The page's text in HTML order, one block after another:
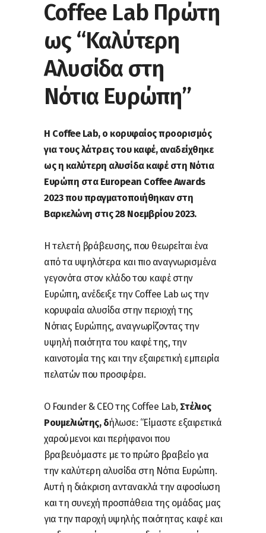
Coffee Lab Πρώτη
ως “Καλύτερη
Αλυσίδα στη
Νότια Ευρώπη”
Η Coffee Lab, ο κορυφαίος προορισμός
για τους λάτρεις του καφέ, αναδείχθηκε
ως η καλύτερη αλυσίδα καφέ στη Νότια
Ευρώπη στα European Coffee Awards
2023 που πραγματοποιήθηκαν στη
Βαρκελώνη στις 28 Νοεμβρίου 2023.
Η τελετή βράβευσης, που θεωρείται ένα
από τα υψηλότερα και πιο αναγνωρισμένα
γεγονότα στον κλάδο του καφέ στην
Ευρώπη, ανέδειξε την Coffee Lab ως την
κορυφαία αλυσίδα στην περιοχή της
Νότιας Ευρώπης, αναγνωρίζοντας την
υψηλή ποιότητα του καφέ της, την
καινοτομία της και την εξαιρετική εμπειρία
πελατών που προσφέρει.
Ο Founder & CEO της Coffee Lab, Στέλιος
Ρουμελιώτης, δήλωσε: “Είμαστε εξαιρετικά
χαρούμενοι και περήφανοι που
βραβευόμαστε με το πρώτο βραβείο για
την καλύτερη αλυσίδα στη Νότια Ευρώπη.
Αυτή η διάκριση αντανακλά την αφοσίωση
και τη συνεχή προσπάθεια της ομάδας μας
για την παροχή υψηλής ποιότητας καφέ και